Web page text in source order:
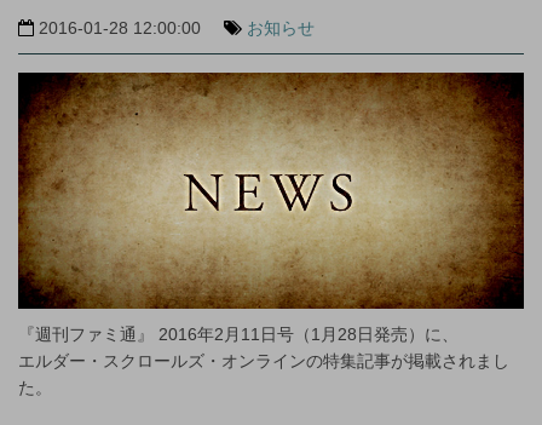
2016-01-28 12:00:00 お知らせ
『週刊ファミ通』 2016年2月11日号（1月28日発売）に、
エルダー・スクロールズ・オンラインの特集記事が掲載されまし
た。